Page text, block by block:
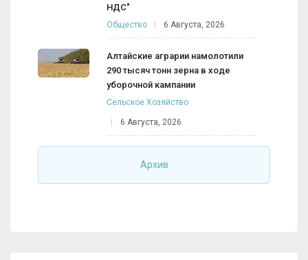
НДС"
Общество 6 Августа, 2026
Алтайские аграрии намолотили
290 тысяч тонн зерна в ходе
уборочной кампании
Сельское Хозяйство
6 Августа, 2026
Архив